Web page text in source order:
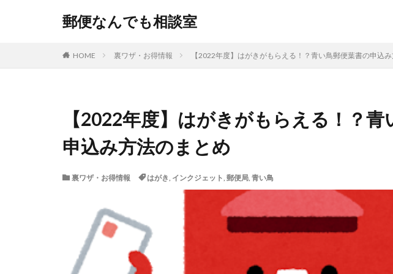
郵便なんでも相談室
HOME 裏ワザ・お得情報 【2022年度】はがきがもらえる！？青い鳥郵便葉書の申込
【2022年度】はがきがもらえる！？
申込み方法のまとめ
裏ワザ・お得情報 はがき, インクジェット, 郵便局, 青い鳥